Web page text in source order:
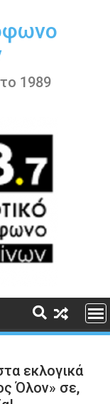
1989
εκλογικά
Όλον» σε,